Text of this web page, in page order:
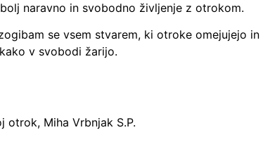
naravno in svobodno življenje z otrokom.
se vsem stvarem, ki otroke omejujejo
v svobodi žarijo.
otrok, Miha Vrbnjak S.P.